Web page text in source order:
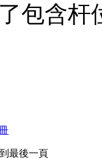
包含杆
最後一頁